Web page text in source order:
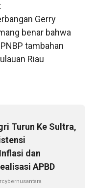
Gerry
benar bahwa
tambahan
Riau
Turun Ke Sultra,
dan
APBD